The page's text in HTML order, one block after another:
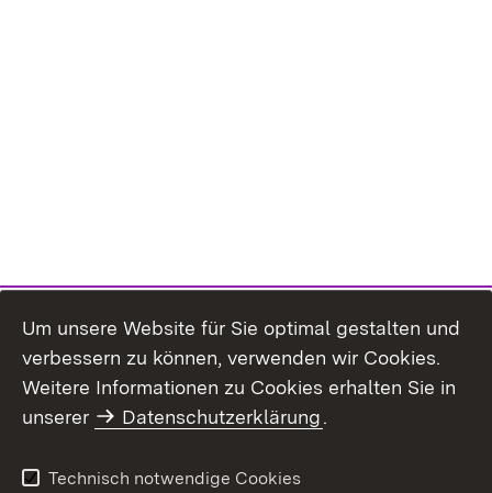
Themenübersicht
Um unsere Website für Sie optimal gestalten und
verbessern zu können, verwenden wir Cookies.
Weitere Informationen zu Cookies erhalten Sie in
unserer
Datenschutzerklärung.
Technisch notwendige Cookies